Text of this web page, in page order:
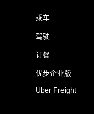
乘车
驾驶
订餐
优步企业版
Uber Freight